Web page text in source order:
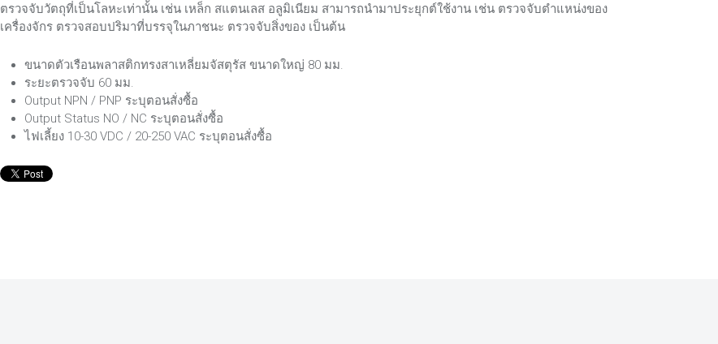
ตรวจจับวัตถุที่เป็นโลหะเท่านั้น เช่น เหล็ก สแตนเลส อลูมิเนียม สามารถนำมาประยุกต์ใช้งาน เช่น ตรวจจับตำแหน่งของ
เครื่องจักร ตรวจสอบปริมาที่บรรจุในภาชนะ ตรวจจับสิ่งของ เป็นต้น
ขนาดตัวเรือนพลาสติกทรงสาเหลี่ยมจัสตุรัส ขนาดใหญ่ 80 มม.
ระยะตรวจจับ 60 มม.
Output NPN / PNP ระบุตอนสั่งซื้อ
Output Status NO / NC ระบุตอนสั่งซื้อ
ไฟเลี้ยง 10-30 VDC / 20-250 VAC ระบุตอนสั่งซื้อ